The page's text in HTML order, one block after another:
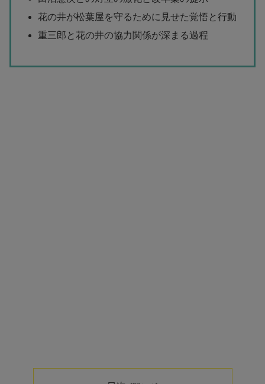
花の井が松葉屋を守るために見せた覚悟と行動
重三郎と花の井の協力関係が深まる過程